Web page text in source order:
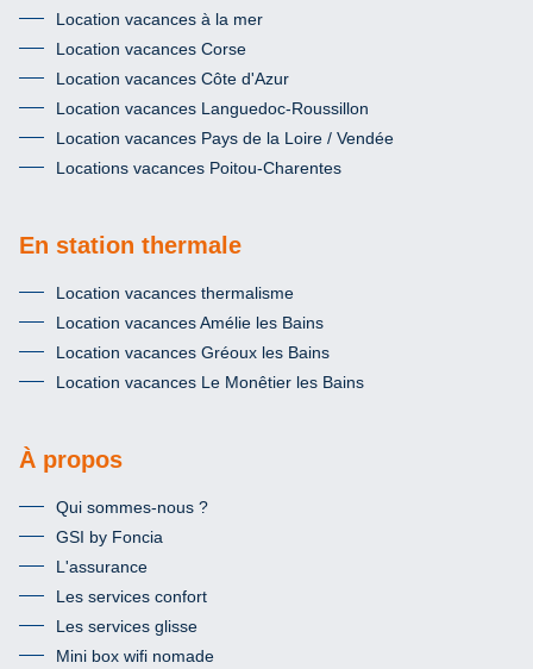
Location vacances à la mer
Location vacances Corse
Location vacances Côte d'Azur
Location vacances Languedoc-Roussillon
Location vacances Pays de la Loire / Vendée
Locations vacances Poitou-Charentes
En station thermale
Location vacances thermalisme
Location vacances Amélie les Bains
Location vacances Gréoux les Bains
Location vacances Le Monêtier les Bains
À propos
Qui sommes-nous ?
GSI by Foncia
L'assurance
Les services confort
Les services glisse
Mini box wifi nomade